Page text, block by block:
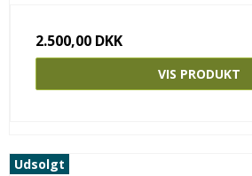
2.500,00 DKK
VIS PRODUKT
Udsolgt